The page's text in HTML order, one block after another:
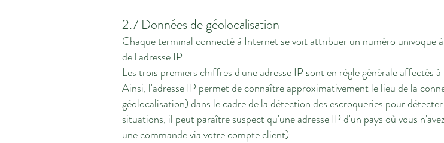
2.7 Données de géolocalisation
Chaque terminal connecté à Internet se voit attribuer un numéro
de l'adresse IP.
Les trois premiers chiffres d'une adresse IP sont en règle générale affectés
Ainsi, l'adresse IP permet de connaître approximativement le lieu de la
géolocalisation) dans le cadre de la détection des escroqueries pour
situations, il peut paraître suspect qu'une adresse IP d'un pays où vous
une commande via votre compte client).